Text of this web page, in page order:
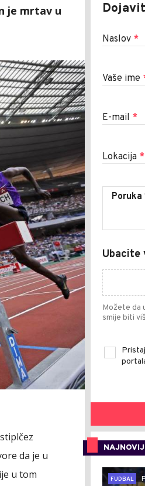
je mrtav u
da je u
u tom
Naslov *
Vaše ime
E-mail *
Lokacija *
Ubacite
Možete da
smije biti
FUDBAL